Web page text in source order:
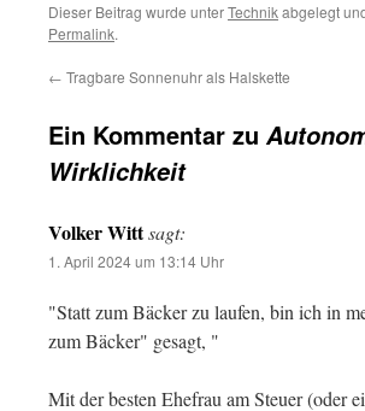
Dieser Beitrag wurde unterTechnikabgelegt
Permalink.
← Tragbare Sonnenuhr als Halskette
Ein Kommentar zu
Wirklichkeit
Volker Wittsagt:
1. April 2024 um 13:14 Uhr
"Statt zum Bäcker zu laufen, bin ich in
zum Bäcker" gesagt, "
Mit der besten Ehefrau am Steuer (oder